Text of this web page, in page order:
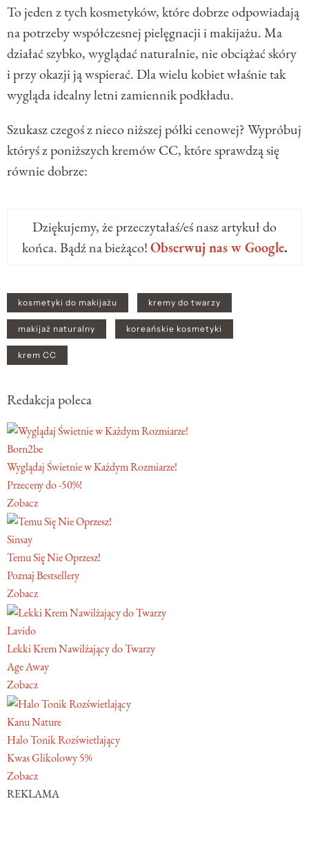
To jeden z tych kosmetyków, które dobrze odpowiadają
na potrzeby współczesnej pielęgnacji i makijażu. Ma
działać szybko, wyglądać naturalnie, nie obciążać skóry
i przy okazji ją wspierać. Dla wielu kobiet właśnie tak
wygląda idealny letni zamiennik podkładu.
Szukasz czegoś z nieco niższej półki cenowej? Wypróbuj
któryś z poniższych kremów CC, które sprawdzą się
równie dobrze:
Dziękujemy, że przeczytałaś/eś nasz artykuł do
końca. Bądź na bieżąco!Obserwuj nas w Google.
kosmetyki do makijażu kremy do twarzy
makijaż naturalny koreańskie kosmetyki
krem CC
Redakcja poleca
Born2be
Wyglądaj Świetnie w Każdym Rozmiarze!
Przeceny do -50%!
Zobacz
Sinsay
Temu Się Nie Oprzesz!
Poznaj Bestsellery
Zobacz
Lavido
Lekki Krem Nawilżający do Twarzy
Age Away
Zobacz
Kanu Nature
Halo Tonik Rozświetlający
Kwas Glikolowy 5%
Zobacz
REKLAMA